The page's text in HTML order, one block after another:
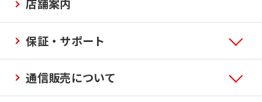
店舗案内
保証・サポート
通信販売について